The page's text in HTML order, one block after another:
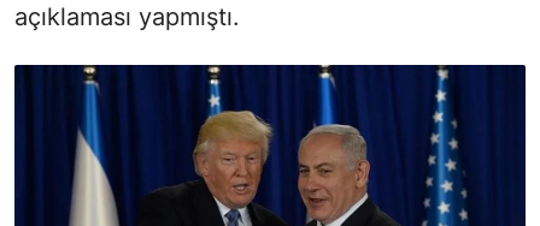
açıklaması yapmıştı.